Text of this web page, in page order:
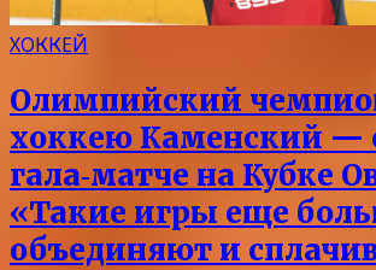
ХОККЕЙ
Олимпийский
хоккею Каменский —
гала‑матче на Кубке
«Такие игры еще
объединяют и